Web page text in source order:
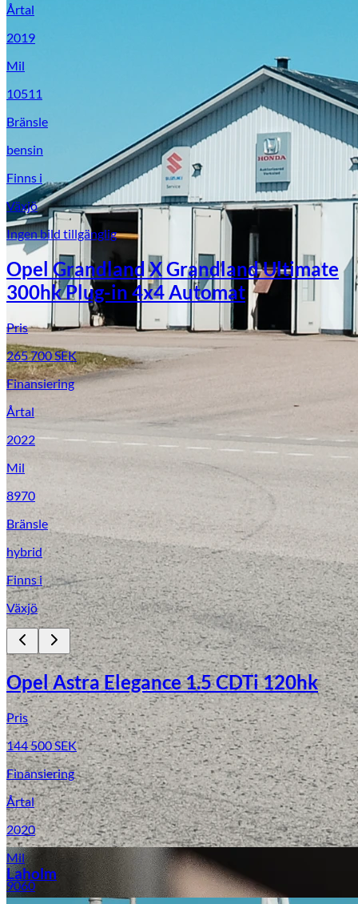
Laga stenskott
Laholm
Årtal
2019
Mil
10511
Bränsle
bensin
Finns i
Växjö
Ingen bild tillgänglig
Opel Grandland X Grandland Ultimate
300hk Plug-in 4x4 Automat
Pris
265 700SEK
Finansiering
Årtal
2022
Mil
8970
Bränsle
hybrid
Finns i
Växjö
Opel Astra Elegance 1.5 CDTi 120hk
Pris
144 500SEK
Finansiering
Årtal
2020
Mil
9060